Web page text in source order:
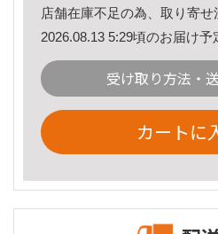
店舗在庫不足の為、取り寄せ
2026.08.13 5:29頃のお届け予
受け取り方法・
カートに